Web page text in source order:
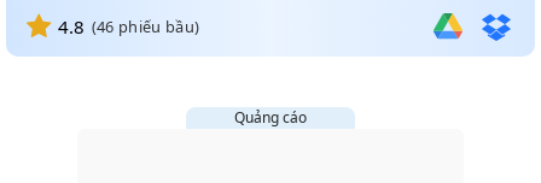
4.8 (46 phiếu bầu)
Quảng cáo